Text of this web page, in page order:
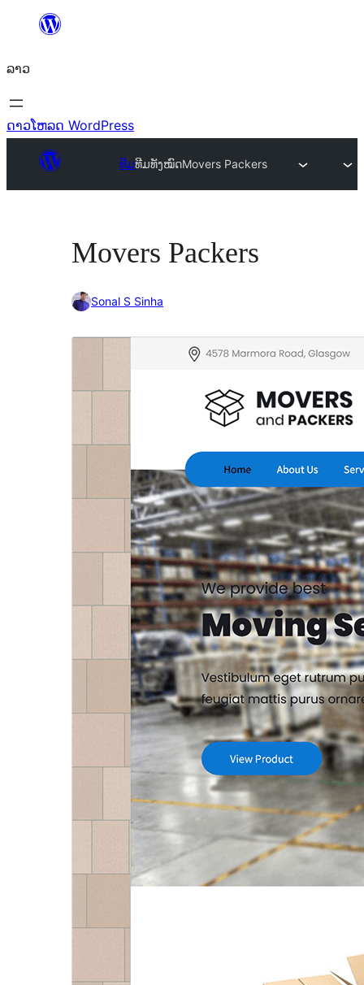
ທີ່
ເນື້ອຫາ
ລາວ
ດາວໂຫລດ WordPress
ທີມທີມທັງໝົດMovers Packers
Movers Packers
Sonal S Sinha